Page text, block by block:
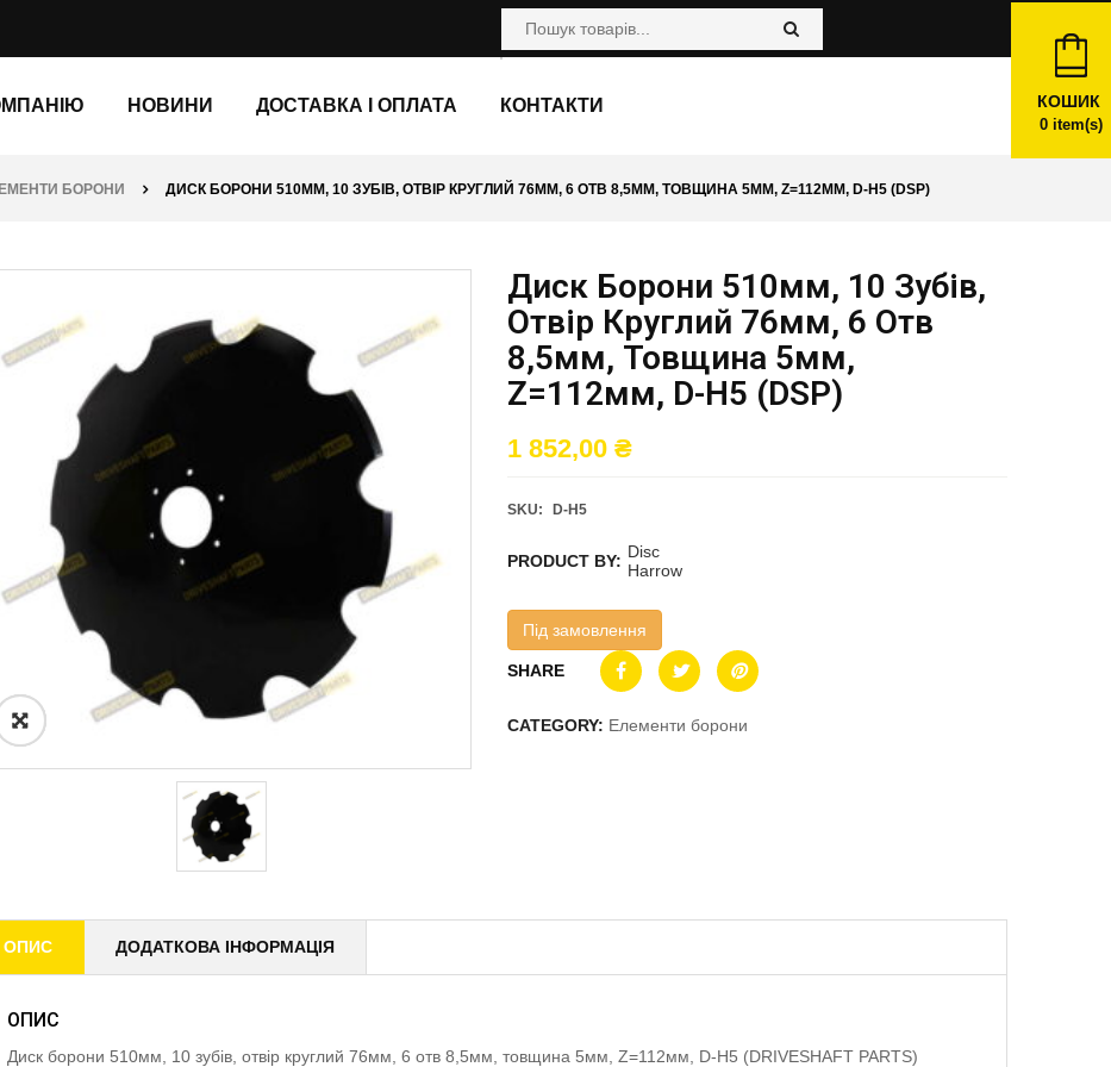
НОВИНИ ДОСТАВКА І ОПЛАТА КОНТАКТИ КОШИК
0item(s)
БОРОНИ ДИСК БОРОНИ 510ММ, 10 ЗУБІВ, ОТВІР КРУГЛИЙ 76ММ, 6 ОТВ 8,5ММ, ТОВЩИНА 5ММ, Z=112ММ, D-H5 (DSP)
Диск Борони 510мм, 10 Зубів,
Отвір Круглий 76мм, 6 Отв
8,5мм, Товщина 5мм,
Z=112мм, D-H5 (DSP)
1 852,00 ₴
SKU: D-H5
PRODUCT BY: Disc
Harrow
Під замовлення
SHARE
CATEGORY: Елементи борони
ОПИС ДОДАТКОВА ІНФОРМАЦІЯ
ОПИС
Диск борони 510мм, 10 зубів, отвір круглий 76мм, 6 отв 8,5мм, товщина 5мм, Z=112мм, D-H5 (DRIVESHAFT PARTS)